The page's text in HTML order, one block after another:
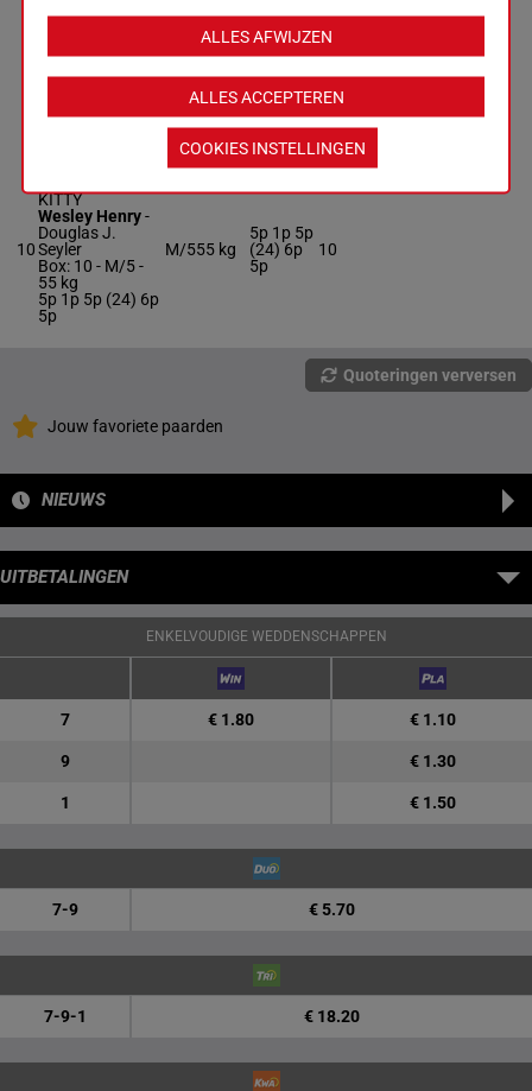
ROCKY SEAS
Douglas Nunn
4p
2p 2p
10
KITTY
Wesley Henry-
Douglas J.
Seyler
Box: 10 - M/5 -
55 kg
5p 1p 5p (24) 6p
5p
M/555 kg
5p 1p 5p
(24) 6p
5p
10
Quoteringen verversen
Jouw favoriete paarden
NIEUWS
UITBETALINGEN
ENKELVOUDIGE WEDDENSCHAPPEN
7 € 1.80 € 1.10
9 € 1.30
1 € 1.50
7-9 € 5.70
7-9-1 € 18.20
ALLES ACCEPTEREN
ALLES AFWIJZEN
COOKIES INSTELLINGEN